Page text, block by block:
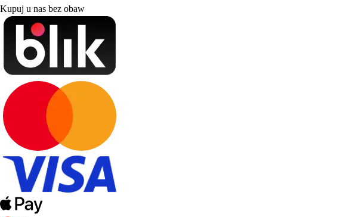
Kupuj u nas bez obaw